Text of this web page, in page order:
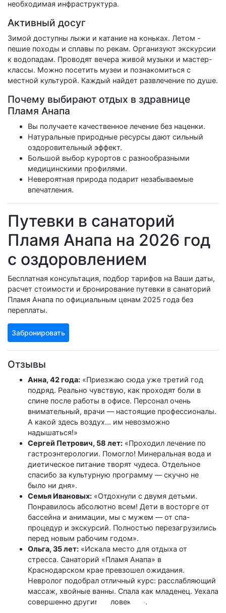
необходимая инфраструктура.
Активный досуг
Зимой доступны лыжи и катание на коньках. Летом -
пешие походы и сплавы по рекам. Организуют экскурсии
к водопадам. Проводят вечера живой музыки и мастер-
классы. Можно посетить музеи и познакомиться с
местной культурой. Каждый найдет развлечение по душе.
Почему выбирают отдых в здравнице
Пламя Анапа
Вы получаете качественное лечение без наценки.
Натуральные природные ресурсы дают сильный
оздоровительный эффект.
Большой выбор курортов с разнообразными
медицинскими профилями.
Невероятная природа подарит незабываемые
впечатления.
Путевки в санаторий
Пламя Анапа на 2026 год
с оздоровлением
Бесплатная консультация, подбор тарифов на Ваши даты,
расчет стоимости и бронирование путевки в санаторий
Пламя Анапа по официальным ценам 2025 года без
переплаты.
Забронировать
Отзывы
Анна, 42 года: «Приезжаю сюда уже третий год
подряд. Реально чувствую, как проходят боли в
спине после работы в офисе. Персонал очень
внимательный, врачи — настоящие профессионалы.
А какой здесь воздух... им невозможно
надышаться!»
Сергей Петрович, 58 лет: «Проходил лечение по
гастроэнтерологии. Помогло! Минеральная вода и
диетическое питание творят чудеса. Отдельное
спасибо за культурную программу — скучно не
было ни дня».
Семья Ивановых: «Отдохнули с двумя детьми.
Понравилось абсолютно всем! Дети в восторге от
бассейна и анимации, мы с мужем — от спа-
процедур и экскурсий. Полностью перезагрузились
перед новым рабочим годом».
Ольга, 35 лет: «Искала место для отдыха от
стресса. Санаторий «Пламя Анапа» в
Краснодарском крае превзошел ожидания.
Невролог подобрал отличный курс: расслабляющий
массаж, хвойные ванны. Спала как младенец. Уехала
совершенно другим человеком».